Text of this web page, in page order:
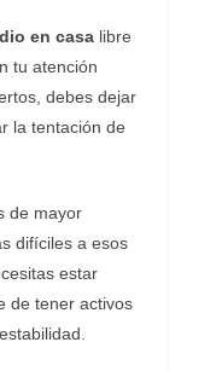
en casa libre
tu atención
debes dejar
la tentación de
de mayor
difíciles a esos
estar
de tener activos